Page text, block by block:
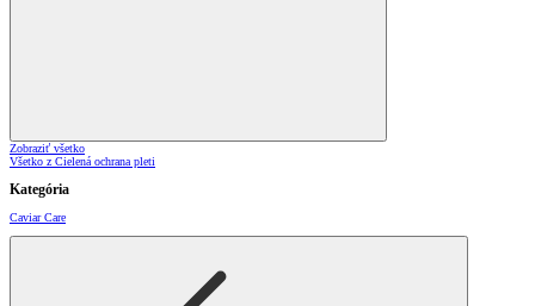
Zobraziť všetko
Všetko z Cielená ochrana pleti
Kategória
Caviar Care